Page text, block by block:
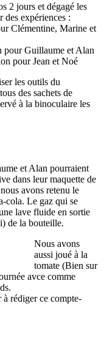
2 jours et dégagé les
des expériences :
Clémentine, Marine et
pour Guillaume et Alan
pour Jean et Noé
les outils du
des sachets de
à la binoculaire les
et Alan pourraient
dans leur maquette de
avons retenu le
cola. Le gaz qui se
lave fluide en sortie
de la bouteille.
Nous avons
aussi joué à la
tomate (Bien sur
avce comme
rédiger ce compte-